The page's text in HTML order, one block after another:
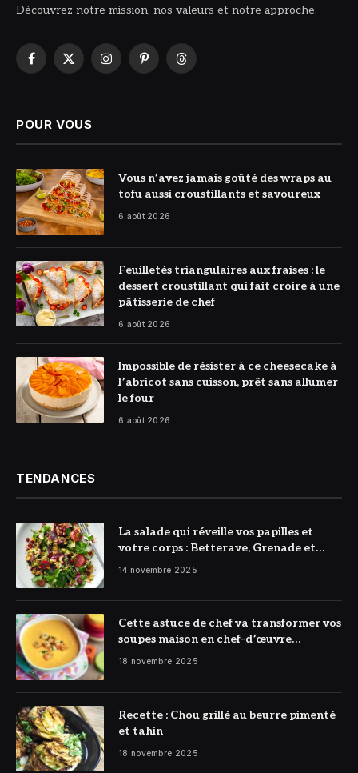
Découvrez notre mission, nos valeurs et notre approche.
Facebook
X
InstagramPinterestThreads
POUR VOUS
© DR
Vous n’avez jamais goûté des wraps au
tofu aussi croustillants et savoureux
6 août 2026
© DR
Feuilletés triangulaires aux fraises : le
dessert croustillant qui fait croire à une
pâtisserie de chef
6 août 2026
© DR
Impossible de résister à ce cheesecake à
l’abricot sans cuisson, prêt sans allumer
le four
6 août 2026
TENDANCES
La salade qui réveille vos papilles et
votre corps : Betterave, Grenade et
Citron à l’honneur
14 novembre 2025
Cette astuce de chef va transformer vos
soupes maison en chef-d’œuvre
réconfortant
18 novembre 2025
Recette : Chou grillé au beurre pimenté
et tahin
18 novembre 2025